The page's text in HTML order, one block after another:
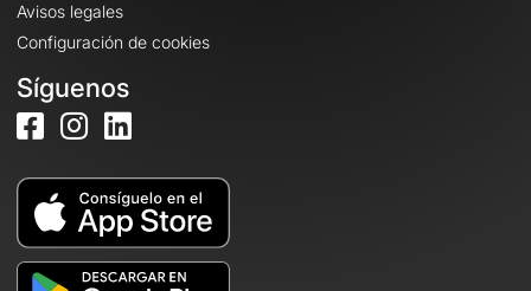
Avisos legales
Configuración de cookies
Síguenos